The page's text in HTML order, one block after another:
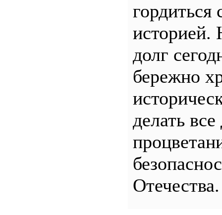
гордиться
долг
бережно
делать все
Отечества.